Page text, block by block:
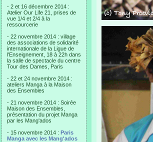
- 2 et 16 décembre 2014 :
Atelier Our Life 21, prises de
vue 1/4 et 2/4 à la
ressourcerie
- 22 novembre 2014 : village
des associations de solidarité
internationale de la Ligue de
l'Enseignement, 18 à 22h dans
la salle de spectacle du centre
Tour des Dames, Paris
- 22 et 24 novembre 2014 :
ateliers Manga à la Maison
des Ensembles
- 21 novembre 2014 : Soirée
Maison des Ensembles,
présentation du projet Manga
par les Mang'ados
- 15 novembre 2014 : Paris
Manga avec les Mang'ados